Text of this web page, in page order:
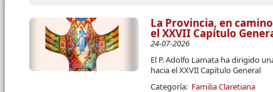
La Provincia, en
el XXVII Capítulo
24-07-2026
El P. Adolfo Lamata ha dirigido
hacia el XXVII Capítulo General
Categoría: Familia Claretiana